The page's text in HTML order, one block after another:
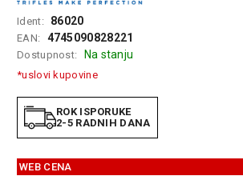
EELEKTRO
ZAŠTITA
SISTEMI
MREŽNA
OPREMA
Ident: 86020
EAN: 4745090828221
Dostupnost: Na stanju
*uslovi kupovine
ROK ISPORUKE
2-5 RADNIH DANA
WEB CENA